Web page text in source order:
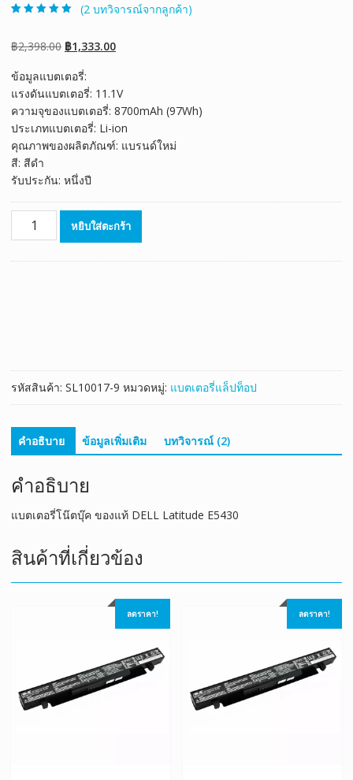
เต็มบนการให้
คะแนนของ
(2 บทวิจารณ์จากลูกค้า)
฿2,398.00 Original
was:
฿2,398.00.
฿1,333.00Current
฿1,333.00.
ข้อมูลแบตเตอรี่:
แรงดันแบตเตอรี่: 11.1V
ความจุของแบตเตอรี่: 8700mAh (97Wh)
ประเภทแบตเตอรี่: Li-ion
คุณภาพของผลิตภัณฑ์: แบรนด์ใหม่
สี: สีดำ
รับประกัน: หนึ่งปี
จำนวน
ชิ้น
หยิบใส่ตะกร้า
รหัสสินค้า: SL10017-9 หมวดหมู่: แบตเตอรี่แล็ปท็อป
คำอธิบาย ข้อมูลเพิ่มเติม บทวิจารณ์ (2)
คำอธิบาย
แบตเตอรี่โน๊ตบุ๊ค ของแท้ DELL Latitude E5430
สินค้าที่เกี่ยวข้อง
ลดราคา! ลดราคา!